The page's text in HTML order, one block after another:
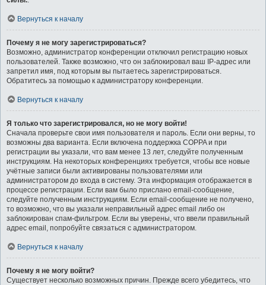
Вернуться к началу
Почему я не могу зарегистрироваться?
Возможно, администратор конференции отключил регистрацию новых
пользователей. Также возможно, что он заблокировал ваш IP-адрес или
запретил имя, под которым вы пытаетесь зарегистрироваться.
Обратитесь за помощью к администратору конференции.
Вернуться к началу
Я только что зарегистрировался, но не могу войти!
Сначала проверьте свои имя пользователя и пароль. Если они верны, то
возможны два варианта. Если включена поддержка COPPA и при
регистрации вы указали, что вам менее 13 лет, следуйте полученным
инструкциям. На некоторых конференциях требуется, чтобы все новые
учётные записи были активированы пользователями или
администратором до входа в систему. Эта информация отображается в
процессе регистрации. Если вам было прислано email-сообщение,
следуйте полученным инструкциям. Если email-сообщение не получено,
то возможно, что вы указали неправильный адрес email либо он
заблокирован спам-фильтром. Если вы уверены, что ввели правильный
адрес email, попробуйте связаться с администратором.
Вернуться к началу
Почему я не могу войти?
Существует несколько возможных причин. Прежде всего убедитесь, что